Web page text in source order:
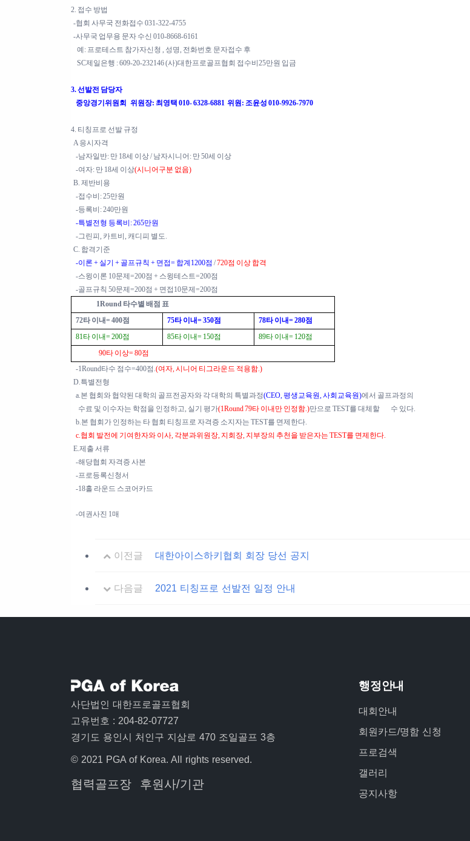
2. 접수 방법
-협회 사무국 전화접수 031-322-4755
-사무국 업무용 문자 수신 010-8668-6161
예: 프로테스트 참가자신청 , 성명, 전화번호 문자접수 후
SC제일은행 : 609-20-232146 (사)대한프로골프협회 접수비25만원 입금
3. 선발전 담당자
중앙경기위원회 위원장: 최영택 010- 6328-6881 위원: 조윤성 010-9926-7970
4. 티칭프로 선발 규정
A 응시자격
-남자일반: 만 18세 이상 / 남자시니어: 만 50세 이상
-여자: 만 18세 이상(시니어구분 없음)
B. 제반비용
-접수비: 25만원
-등록비: 240만원
-특별전형 등록비: 265만원
-그린피, 카트비, 캐디피 별도.
C. 합격기준
-이론 + 실기 + 골프규칙 + 면접= 합계1200점 /720점 이상 합격
-스윙이론 10문제=200점 + 스윙테스트=200점
-골프규칙 50문제=200점 + 면접10문제=200점
1Round 타수별 배점 표
72타 이내= 400점
75타 이내= 350점
78타 이내= 280점
81타 이내= 200점
85타 이내= 150점
89타 이내= 120점
90타 이상= 80점
-1Round타수 점수=400점.(여자, 시니어 티그라운드 적용함.)
D.특별전형
a.본 협회와 협약된 대학의 골프전공자와 각 대학의 특별과정(CEO, 평생교육원, 사회교육원)에서 골프과정의
수료 및 이수자는 학점을 인정하고, 실기 평가(1Round 79타 이내만 인정함.)만으로 TEST를 대체할 수 있다.
b.본 협회가 인정하는 타 협회 티칭프로 자격증 소지자는 TEST를 면제한다.
c.협회 발전에 기여한자와 이사, 각분과위원장, 지회장, 지부장의 추천을 받은자는 TEST를 면제한다.
E.제출 서류
-해당협회 자격증 사본
-프로등록신청서
-18홀 라운드 스코어카드
-여권사진 1매
이전글 대한아이스하키협회 회장 당선 공지
다음글 2021 티칭프로 선발전 일정 안내
사단법인 대한프로골프협회
고유번호 : 204-82-07727
경기도 용인시 처인구 지삼로 470 조일골프 3층
© 2021 PGA of Korea. All rights reserved.
협력골프장 후원사/기관
행정안내
대회안내
회원카드/명함 신청
프로검색
갤러리
공지사항